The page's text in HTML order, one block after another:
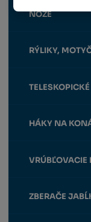
NOŽE
RÝLIKY,
HÁKY NA
VRÚBĽOVACIE
ZBERAČE